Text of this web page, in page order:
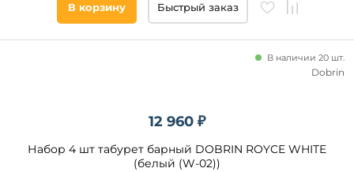
В корзину Быстрый заказ
12 960 ₽
Набор 4 шт табурет барный DOBRIN ROYCE WHITE
(белый (W-02))
В наличии 20 шт.
Dobrin